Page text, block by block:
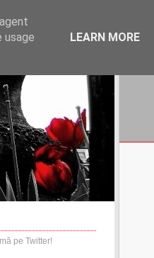
usage
LEARN MORE